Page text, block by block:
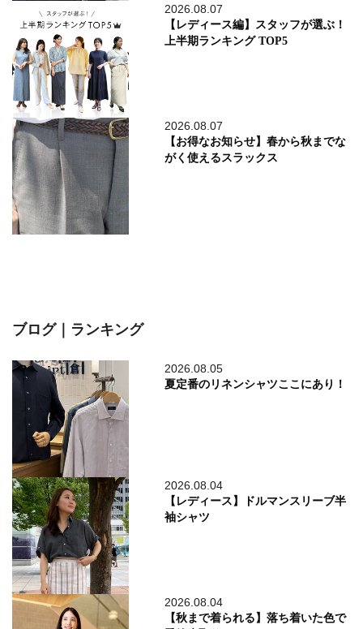
2026.08.07
【レディース編】スタッフが選ぶ！
上半期ランキング TOP5
2026.08.07
【お得なお知らせ】春から秋までな
がく使えるスラックス
ブログ｜ランキング
2026.08.05
夏定番のリネンシャツここにあり！
2026.08.04
【レディース】ドルマンスリーブ半
袖シャツ
2026.08.04
【秋まで着られる】落ち着いた色で